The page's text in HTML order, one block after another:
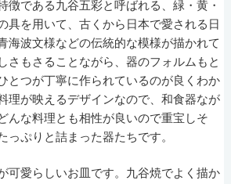
徴である九谷五彩と呼ばれる、緑・黄・
具を用いて、古くから日本で愛される日
海波文様などの伝統的な模様が描かれて
さもさることながら、器のフォルムもと
とつが丁寧に作られているのが良くわか
理が映えるデザインなので、和食器なが
んな料理とも相性が良いので重宝しそ
っぷりと詰まった器たちです。
可愛らしいお皿です。九谷焼でよく描か